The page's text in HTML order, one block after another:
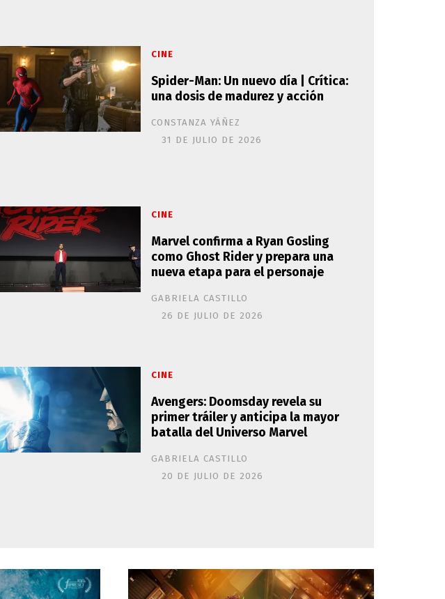
Spider-Man: Un nuevo día | Crítica:
una dosis de madurez y acción
CONSTANZA YÁÑEZ
CINE
31 DE JULIO DE 2026
Marvel confirma a Ryan Gosling
como Ghost Rider y prepara una
nueva etapa para el personaje
GABRIELA CASTILLO
CINE
26 DE JULIO DE 2026
Avengers: Doomsday revela su
primer tráiler y anticipa la mayor
batalla del Universo Marvel
GABRIELA CASTILLO
CINE
20 DE JULIO DE 2026